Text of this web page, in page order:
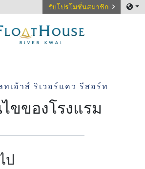
รับโปรโมชั่นสมาชิก
ทเฮ้าส์ ริเวอร์แคว รีสอร์ท
ไขของโรงแรม
ป